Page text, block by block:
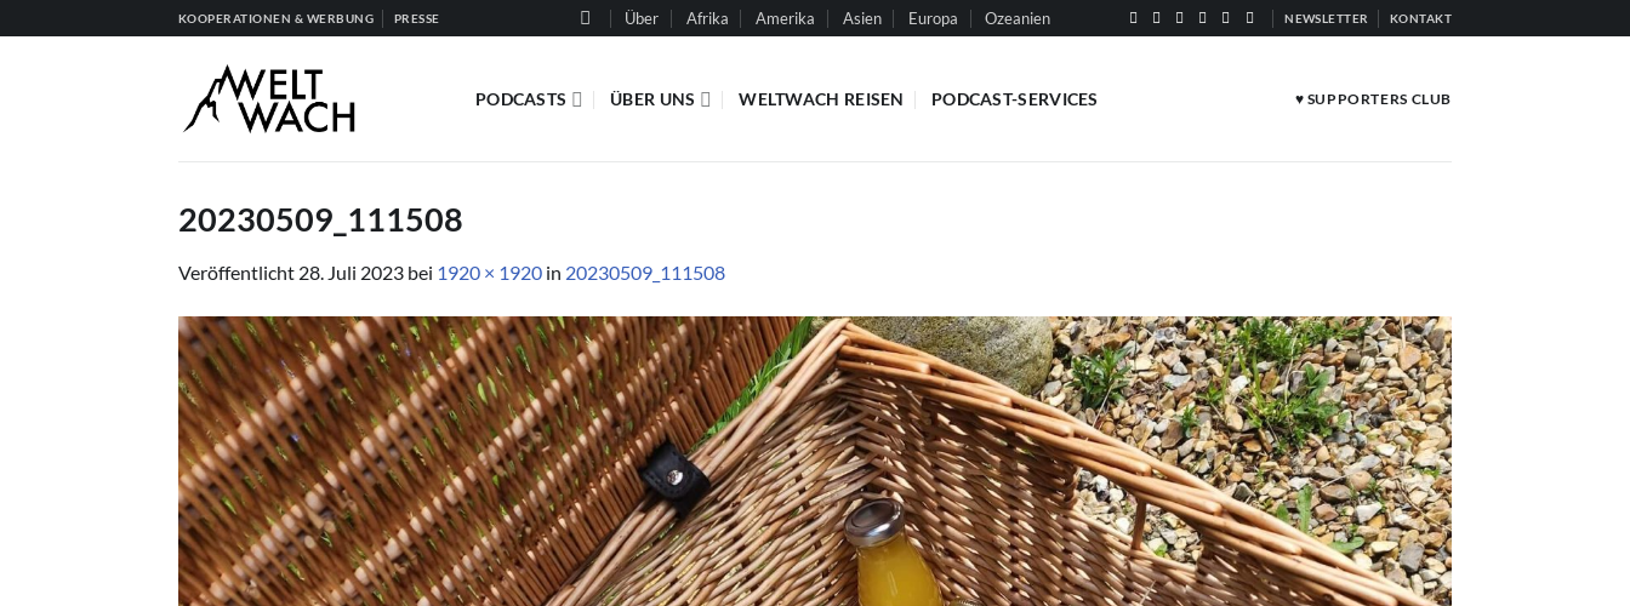
Inhalt
KOOPERATIONEN & WERBUNG PRESSE Über Afrika Amerika Asien Europa Ozeanien NEWSLETTER KONTAKT
PODCASTS ÜBER UNS WELTWACH REISEN PODCAST-SERVICES ♥ SUPPORTERS CLUB
20230509_111508
Veröffentlicht 28. Juli 2023 bei 1920 × 1920 in 20230509_111508